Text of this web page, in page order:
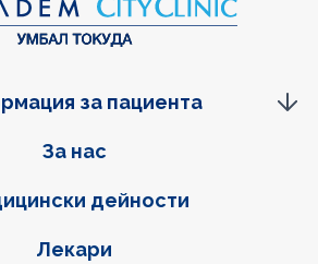
За нас
дейности
Лекари
за пациента